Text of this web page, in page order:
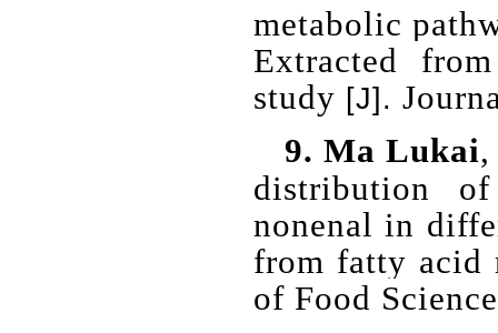
metabolic
Extracted
study [J].
9. Ma Lukai
distribution
nonenal in
from fatty acid
of Food